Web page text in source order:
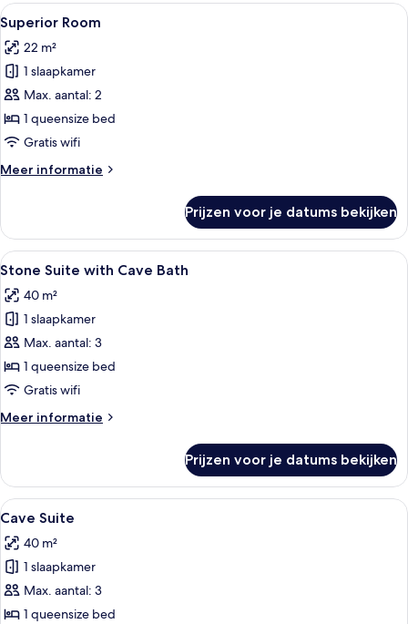
Alle
foto's
voor
Superior
Room
laden
Een hotelkamer met een groot bed,
33
Superior Room
22 m²
1 slaapkamer
Max. aantal: 2
1 queensize bed
Gratis wifi
Meer informatie
Meer
Room
Prijzen voor je datums bekijken
Alle
foto's
voor
Stone
Suite
with
Cave
laden
Een modern interieur met een rode
7
Stone Suite with Cave Bath
40 m²
1 slaapkamer
Max. aantal: 3
1 queensize bed
Gratis wifi
Meer informatie
Meer
Suite
with
Cave
Prijzen voor je datums bekijken
Alle
foto's
voor
Cave
Suite
laden
Een gezellige kamer met een bed,
27
Cave Suite
40 m²
1 slaapkamer
Max. aantal: 3
1 queensize bed